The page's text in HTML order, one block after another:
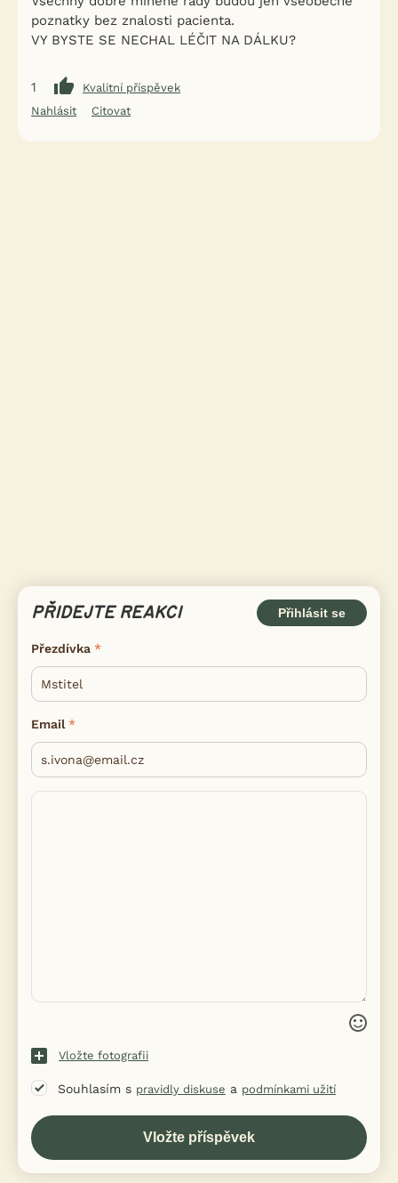
poznatky bez znalosti pacienta.
VY BYSTE SE NECHAL LÉČIT NA DÁLKU?
1
Kvalitní příspěvek
Nahlásit
Citovat
PŘIDEJTE REAKCI Přihlásit se
Přezdívka
Email
Vložte fotografii
Souhlasím s pravidly diskuse a podmínkami užití